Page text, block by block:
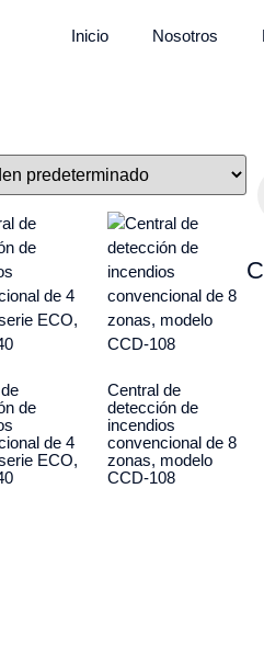
Inicio Nosotros
de
de 4
ECO,
Central de
detección de
incendios
convencional de 8
zonas, modelo
CCD-108